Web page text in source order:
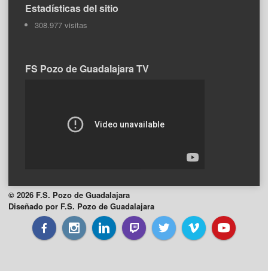
Estadísticas del sitio
308.977 visitas
FS Pozo de Guadalajara TV
© 2026 F.S. Pozo de Guadalajara
Diseñado por F.S. Pozo de Guadalajara